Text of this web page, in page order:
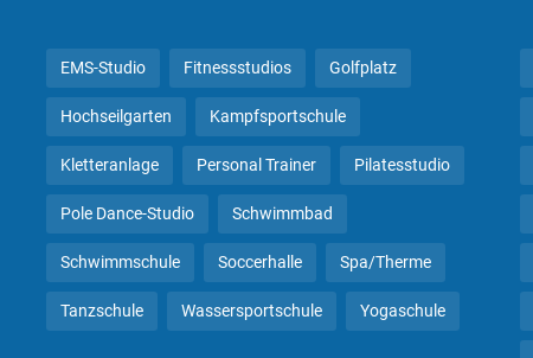
EMS-Studio Fitnessstudios Golfplatz
Hochseilgarten Kampfsportschule
Kletteranlage Personal Trainer Pilatesstudio
Pole Dance-Studio Schwimmbad
Schwimmschule Soccerhalle Spa/Therme
Tanzschule Wassersportschule Yogaschule